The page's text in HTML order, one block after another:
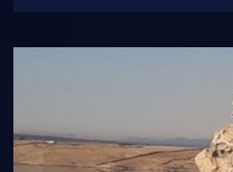
konačne brojke